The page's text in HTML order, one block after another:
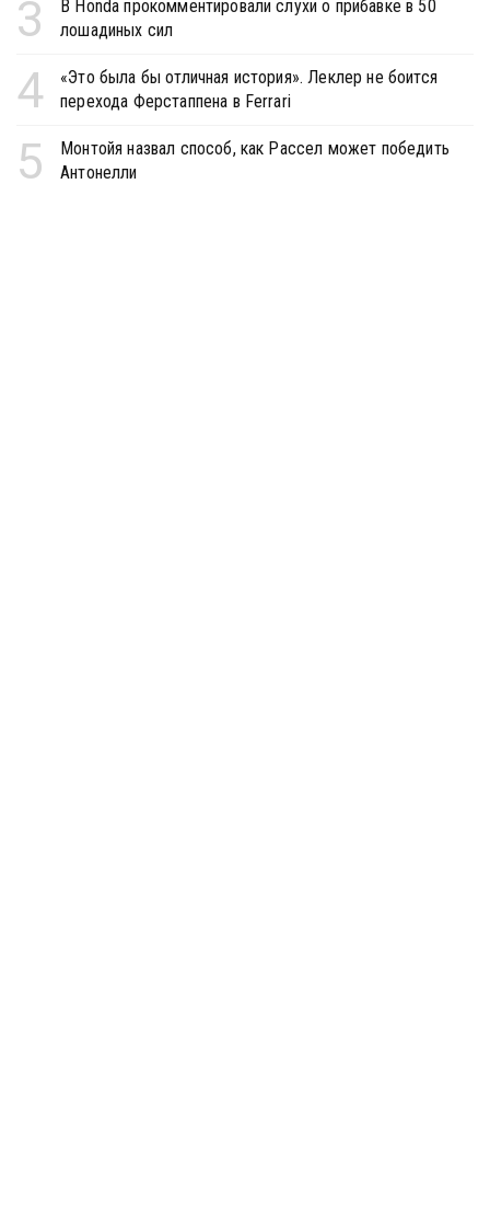
3
В Honda прокомментировали слухи о прибавке в 50
лошадиных сил
4
«Это была бы отличная история». Леклер не боится
перехода Ферстаппена в Ferrari
5
Монтойя назвал способ, как Рассел может победить
Антонелли